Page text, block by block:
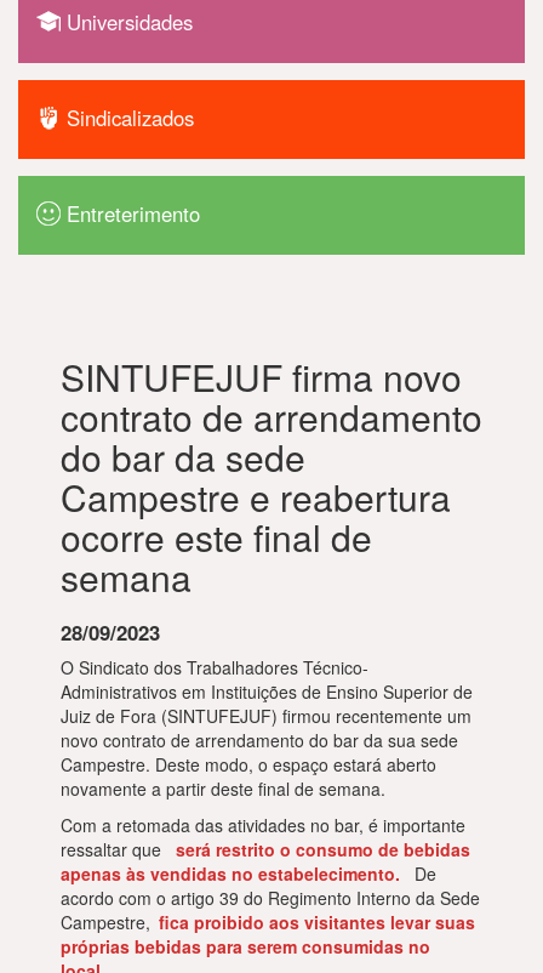
Universidades
Sindicalizados
Entreterimento
SINTUFEJUF firma novo
contrato de arrendamento
do bar da sede
Campestre e reabertura
ocorre este final de
semana
28/09/2023
O Sindicato dos Trabalhadores Técnico-
Administrativos em Instituições de Ensino Superior de
Juiz de Fora (SINTUFEJUF) firmou recentemente um
novo contrato de arrendamento do bar da sua sede
Campestre. Deste modo, o espaço estará aberto
novamente a partir deste final de semana.
Com a retomada das atividades no bar, é importante
ressaltar que
será restrito o consumo de bebidas
apenas às vendidas no estabelecimento.
De
acordo com o artigo 39 do Regimento Interno da Sede
Campestre, fica proibido aos visitantes levar suas
próprias bebidas para serem consumidas no